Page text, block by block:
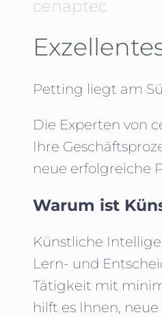
cenaptec
Petting liegt am
Die Experten von
Ihre
neue erfolgreiche
Warum ist
Künstliche
Lern- und
Tätigkeit mit
hilft es Ihnen,